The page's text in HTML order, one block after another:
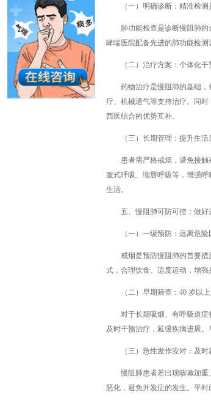
（一）明确诊断：精准检
肺功能检查是诊断慢阻肺
哮喘医院配备先进的肺功能检测
（二）治疗方案：个体化干
药物治疗是慢阻肺的基础
疗、机械通气等支持治疗。同
西医结合的优势互补。
（三）长期管理：提升生
患者需严格戒烟，避免接
腹式呼吸、缩唇呼吸等，增强
生活。
五、慢阻肺可防可控：做好
（一）一级预防：远离危险
戒烟是预防慢阻肺的首要
式，合理饮食、适度运动，增强
（二）早期筛查：40 岁以
对于长期吸烟、有呼吸道
及时干预治疗，延缓疾病进展。
（三）急性发作应对：及
慢阻肺患者若出现咳嗽加
恶化，避免并发症的发生。平时